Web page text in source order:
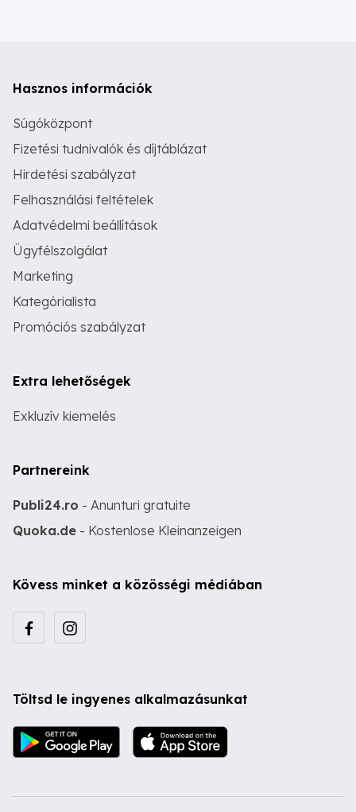
Hasznos információk
Súgóközpont
Fizetési tudnivalók és díjtáblázat
Hirdetési szabályzat
Felhasználási feltételek
Adatvédelmi beállítások
Ügyfélszolgálat
Marketing
Kategórialista
Promóciós szabályzat
Extra lehetőségek
Exkluzív kiemelés
Partnereink
Publi24.ro - Anunturi gratuite
Quoka.de - Kostenlose Kleinanzeigen
Kövess minket a közösségi médiában
Töltsd le ingyenes alkalmazásunkat